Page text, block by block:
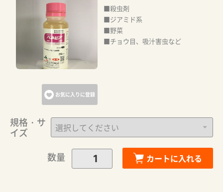
お気に入りに登録
■殺虫剤
■ジアミド系
■野菜
■チョウ目、吸汁害虫など
規格・サ
イズ
数量
カートに入れる